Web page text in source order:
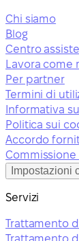
Chi siamo
Blog
Centro
Lavora come
Per partner
Termini di
Informativa
Politica sui
Accordo
Impostazioni
Servizi
Trattamento
Trattamento